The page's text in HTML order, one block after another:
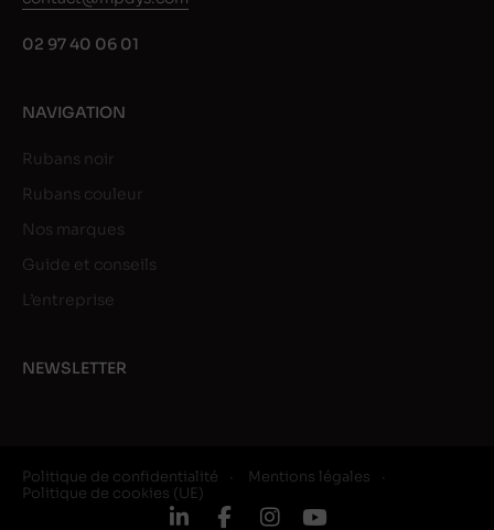
02 97 40 06 01
NAVIGATION
Rubans noir
Rubans couleur
Nos marques
Guide et conseils
L’entreprise
NEWSLETTER
Politique de confidentialité
Mentions légales
Politique de cookies (UE)